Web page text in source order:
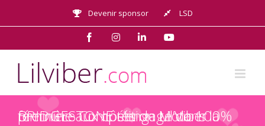
contenu
Devenir sponsor LSD
FacebookInstagramLinkedInYouTube
BRIDGESTONE s’engage dans la première Compétition Moto 100% féminine aux côtés de Lil’Viber